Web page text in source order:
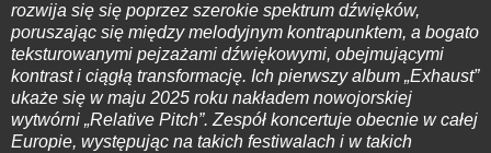
rozwija się się poprzez szerokie spektrum dźwięków,
poruszając się między melodyjnym kontrapunktem, a bogato
teksturowanymi pejzażami dźwiękowymi, obejmującymi
kontrast i ciągłą transformację. Ich pierwszy album „Exhaust”
ukaże się w maju 2025 roku nakładem nowojorskiej
wytwórni „Relative Pitch”. Zespół koncertuje obecnie w całej
Europie, występując na takich festiwalach i w takich